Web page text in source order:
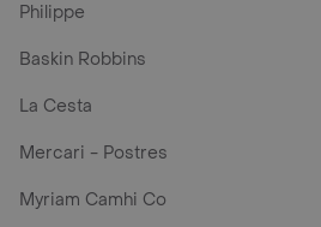
Philippe
Baskin Robbins
La Cesta
Mercari - Postres
Myriam Camhi Co